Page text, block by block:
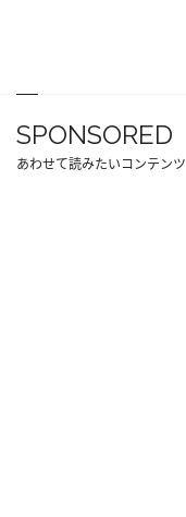
SPONSORED
あわせて読みたいコンテンツ